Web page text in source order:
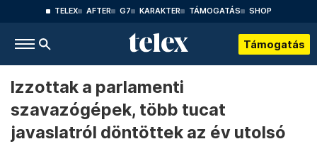
TELEX AFTER G7 KARAKTER TÁMOGATÁS SHOP
Támogatás
Izzottak a parlamenti
szavazógépek, több tucat
javaslatról döntöttek az év utolsó